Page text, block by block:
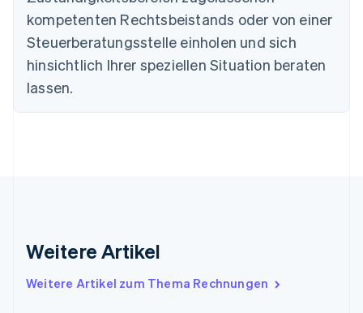
kompetenten Rechtsbeistands oder von einer
Steuerberatungsstelle einholen und sich
hinsichtlich Ihrer speziellen Situation beraten
lassen.
Weitere Artikel
Weitere Artikel zum Thema Rechnungen
Estland
Festlandchina
简体中文English
Finnland
English
Frankreich
Irland
Italien